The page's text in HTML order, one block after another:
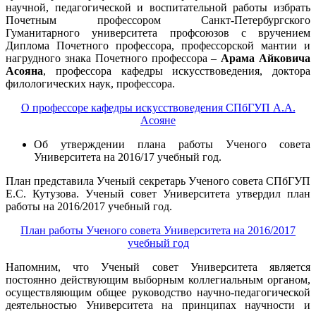
научной, педагогической и воспитательной работы избрать
Почетным профессором Санкт-Петербургского
Гуманитарного университета профсоюзов с вручением
Диплома Почетного профессора, профессорской мантии и
нагрудного знака Почетного профессора – Арама Айковича
Асояна, профессора кафедры искусствоведения, доктора
филологических наук, профессора.
О профессоре кафедры искусствоведения СПбГУП А.А.
Асояне
Об утверждении плана работы Ученого совета
Университета на 2016/17 учебный год.
План представила Ученый секретарь Ученого совета СПбГУП
Е.С. Кутузова. Ученый совет Университета утвердил план
работы на 2016/2017 учебный год.
План работы Ученого совета Университета на 2016/2017
учебный год
Напомним, что Ученый совет Университета является
постоянно действующим выборным коллегиальным органом,
осуществляющим общее руководство научно-педагогической
деятельностью Университета на принципах научности и